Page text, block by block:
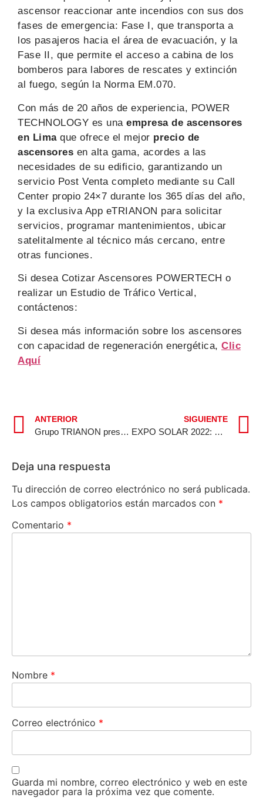
ascensor reaccionar ante incendios con sus dos
fases de emergencia: Fase I, que transporta a
los pasajeros hacia el área de evacuación, y la
Fase II, que permite el acceso a cabina de los
bomberos para labores de rescates y extinción
al fuego, según la Norma EM.070.
Con más de 20 años de experiencia, POWER
TECHNOLOGY es una empresa de ascensores
en Limaque ofrece el mejor precio de
ascensores en alta gama, acordes a las
necesidades de su edificio, garantizando un
servicio Post Venta completo mediante su Call
Center propio 24×7 durante los 365 días del año,
y la exclusiva App eTRIANON para solicitar
servicios, programar mantenimientos, ubicar
satelitalmente al técnico más cercano, entre
otras funciones.
Si desea Cotizar Ascensores POWERTECH o
realizar un Estudio de Tráfico Vertical,
contáctenos:
Si desea más información sobre los ascensores
con capacidad de regeneración energética, Clic
Aquí
ANTERIOR
Grupo TRIANON presente en ENASEI 2022
SIGUIENTE
EXPO SOLAR 2022: Propuestas Sostenibles del Grupo TRIANON para Perú
Deja una respuesta
Tu dirección de correo electrónico no será publicada.
Los campos obligatorios están marcados con *
Comentario *
Nombre *
Correo electrónico *
Guarda mi nombre, correo electrónico y web en este
navegador para la próxima vez que comente.